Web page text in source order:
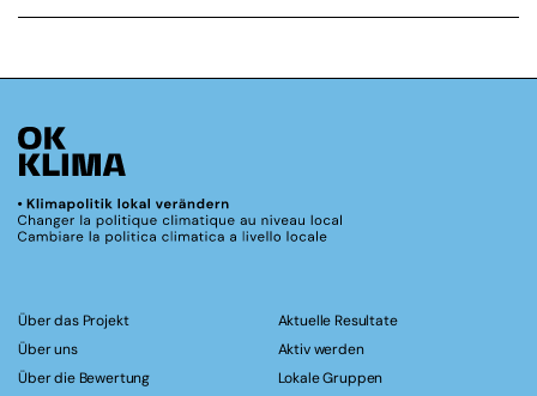
Über das Projekt
Über uns
Über die Bewertung
Aktuelle Resultate
Aktiv werden
Lokale Gruppen